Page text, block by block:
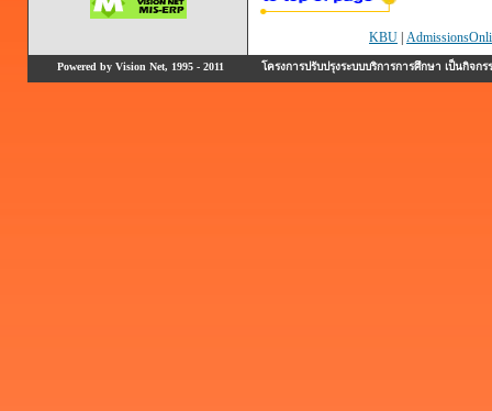
KBU
Powered by Vision Net, 1995 - 2011 โครงการปรับปรุงระบบบริการการศึกษา เป็นกิ